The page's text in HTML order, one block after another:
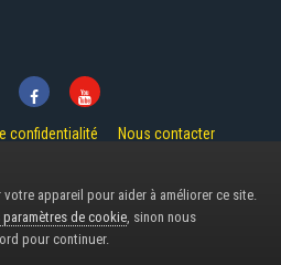
confidentialité Nous contacter
2026 Ferrarista.Club
Invision Community
Design by Invision Focus.
votre appareil pour aider à améliorer ce site.
paramètres de cookie, sinon nous
pour continuer.